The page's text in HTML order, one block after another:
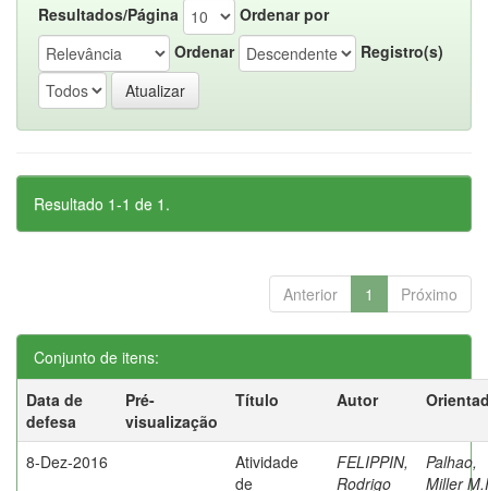
Resultados/Página
Ordenar por
Ordenar
Registro(s)
Resultado 1-1 de 1.
Anterior 1 Próximo
Conjunto de itens:
Data de
defesa
Pré-
visualização
Título Autor
8-Dez-2016
Atividade
de
FELIPPIN,
Rodrigo
Palhao,
Miller